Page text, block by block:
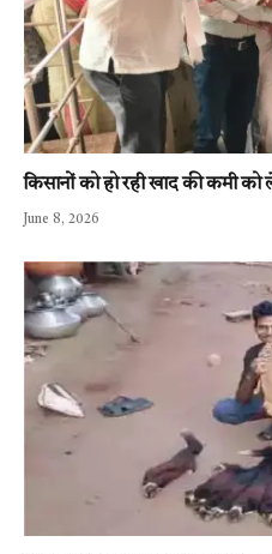
किसानों को हो रही खाद की कमी को
June 8, 2026